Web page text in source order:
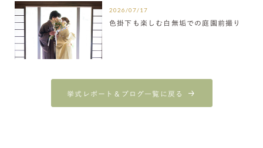
2026/07/17
色掛下も楽しむ白無垢での庭園前撮り
挙式レポート＆ブログ一覧に戻る